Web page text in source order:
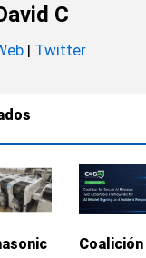
C
| Twitter
Coalición